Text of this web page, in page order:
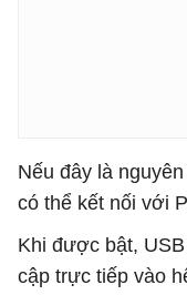
Nếu đây là
có thể kết nối với
Khi được bật,
cập trực tiếp vào